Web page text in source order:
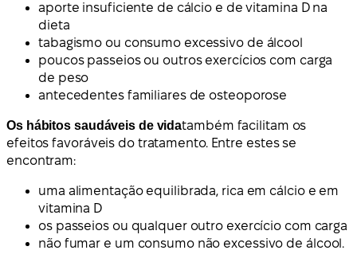
aporte insuficiente de cálcio e de vitamina D na
dieta
tabagismo ou consumo excessivo de álcool
poucos passeios ou outros exercícios com carga
de peso
antecedentes familiares de osteoporose
Os hábitos saudáveis de vidatambém facilitam os
efeitos favoráveis do tratamento. Entre estes se
encontram:
uma alimentação equilibrada, rica em cálcio e em
vitamina D
os passeios ou qualquer outro exercício com carga
não fumar e um consumo não excessivo de álcool.